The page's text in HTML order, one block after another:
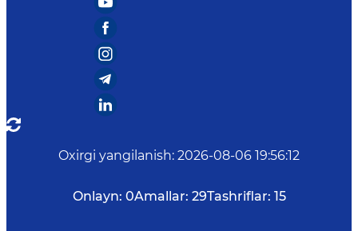
Oxirgi yangilanish: 2026-08-06 19:56:12
Onlayn: 0Amallar: 29Tashriflar: 15